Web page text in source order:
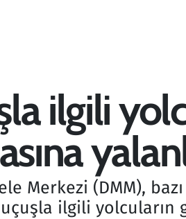
ilgili
Merkezi (DMM),
ilgili yolcuların